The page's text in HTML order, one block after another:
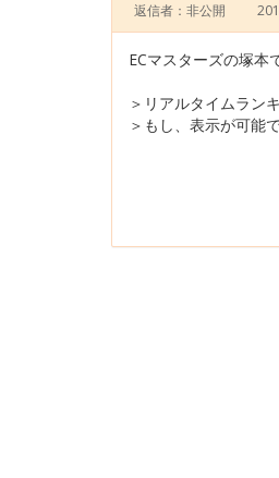
返信者：非公開
ECマスターズの塚本
＞リアルタイムラン
＞もし、表示が可